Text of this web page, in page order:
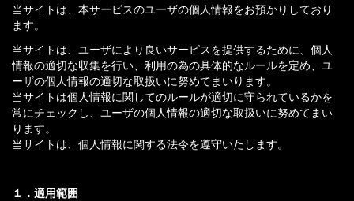
当サイトは、本サービスのユーザの個人情報をお預かりしており
ます。
当サイトは、ユーザにより良いサービスを提供するために、個人
情報の適切な収集を行い、利用の為の具体的なルールを定め、ユ
ーザの個人情報の適切な取扱いに努めてまいります。
当サイトは個人情報に関してのルールが適切に守られているかを
常にチェックし、ユーザの個人情報の適切な取扱いに努めてまい
ります。
当サイトは、個人情報に関する法令を遵守いたします。
１．適用範囲